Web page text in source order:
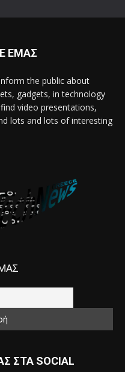
ΕΜΑΣ
the public about
gadgets, in technology
video presentations,
lots and lots of interesting
ΣΤΑ SOCIAL